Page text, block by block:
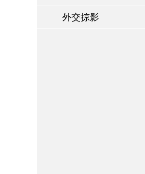
外交掠影